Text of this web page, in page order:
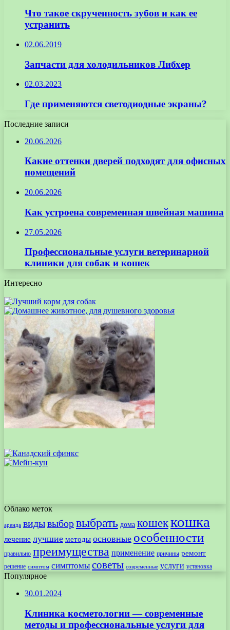
Что такое скрученность зубов и как ее
устранить
02.06.2019
Запчасти для холодильников Либхер
02.03.2023
Где применяются светодиодные экраны?
Последние записи
20.06.2026
Какие оттенки дверей подходят для офисных
помещений
20.06.2026
Как устроена современная швейная машина
27.05.2026
Профессиональные услуги ветеринарной
клиники для собак и кошек
Интересно
Облако меток
аренда видывыборвыбрать дома кошеккошка
лечение лучшие методы основные особенности
правильно преимущества применение причины ремонт
решение симптом симптомы советы современные услуги установка
Популярное
30.01.2024
Клиника косметологии — современные
методы и профессиональные услуги для